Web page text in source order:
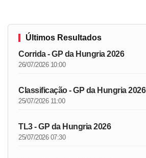
Últimos Resultados
Corrida - GP da Hungria 2026
26/07/2026 10:00
Classificação - GP da Hungria 2026
25/07/2026 11:00
TL3 - GP da Hungria 2026
25/07/2026 07:30